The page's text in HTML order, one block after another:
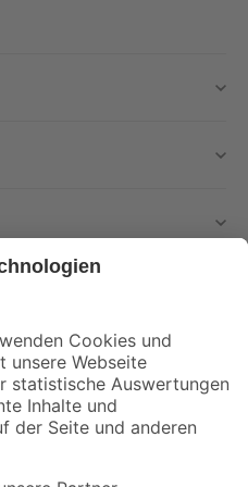
Aktionen mehr verpassen!